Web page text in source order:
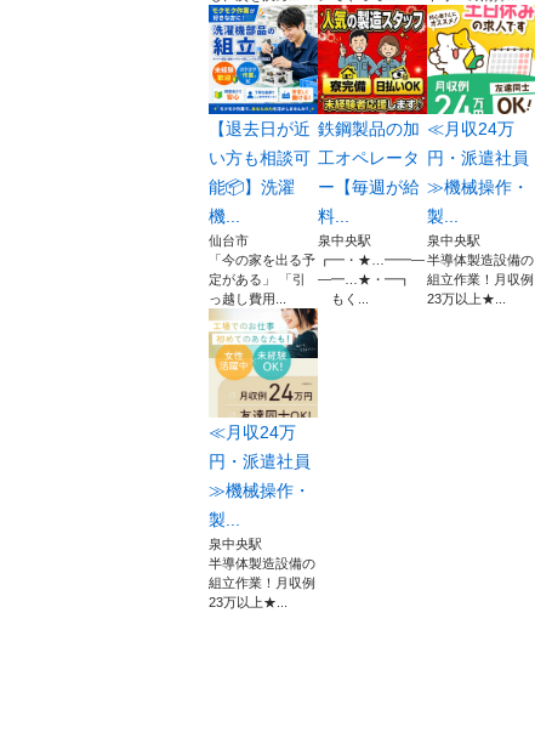
【退去日が近
い方も相談可
能📦】洗濯
機...
仙台市
「今の家を出る予
定がある」 「引
っ越し費用...
鉄鋼製品の加
工オペレータ
ー【毎週が給
料...
泉中央駅
┏━・★…━━―
―━…★・━┓
もく...
≪月収24万
円・派遣社員
≫機械操作・
製...
泉中央駅
半導体製造設備の
組立作業！月収例
23万以上★...
≪月収24万
円・派遣社員
≫機械操作・
製...
泉中央駅
半導体製造設備の
組立作業！月収例
23万以上★...